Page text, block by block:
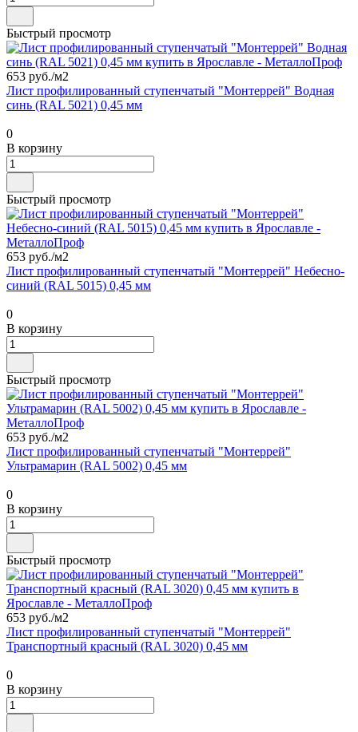
Быстрый просмотр
653 руб./м2
Лист профилированный ступенчатый "Монтеррей" Водная
синь (RAL 5021) 0,45 мм
0
В корзину
Быстрый просмотр
653 руб./м2
Лист профилированный ступенчатый "Монтеррей" Небесно-
синий (RAL 5015) 0,45 мм
0
В корзину
Быстрый просмотр
653 руб./м2
Лист профилированный ступенчатый "Монтеррей"
Ультрамарин (RAL 5002) 0,45 мм
0
В корзину
Быстрый просмотр
653 руб./м2
Лист профилированный ступенчатый "Монтеррей"
Транспортный красный (RAL 3020) 0,45 мм
0
В корзину